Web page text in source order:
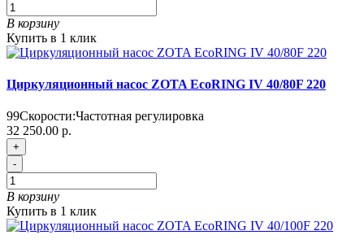
В корзину
Купить в 1 клик
Циркуляционный насос ZOTA EcoRING IV 40/80F 220
99Скорости:Частотная регулировка
32 250.00 р.
+
-
В корзину
Купить в 1 клик